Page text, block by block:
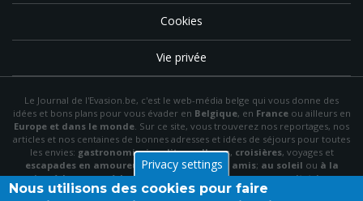
Cookies
Vie privée
Le Journal de l'Evasion.be, c'est le web-média belge qui vous donne des
idées et bons plans pour vous évader en Belgique, en Franceou ailleurs en
Europe et dans le monde . Sur ce site, vous trouverez nos reportages, nos
articles et nos centaines de bonnes adresses et idées de séjours pour toutes
les envies: gastronomie,insolite,wellness, croisières, voyages et
escapades en amoureux ,en famille,entre amis; au soleil ou à la
neige,à la merouà la montagne à la campagneou encitytrip, en
hôtel, en gîteou enchambre d'hôte…
Privacy settings
Nous utilisons des cookies pour faire